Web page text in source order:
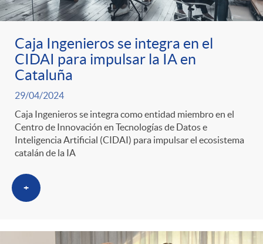
Caja Ingenieros se integra en el
CIDAI para impulsar la IA en
Cataluña
29/04/2024
Caja Ingenieros se integra como entidad miembro en el
Centro de Innovación en Tecnologías de Datos e
Inteligencia Artificial (CIDAI) para impulsar el ecosistema
catalán de la IA
+